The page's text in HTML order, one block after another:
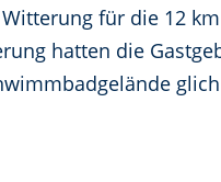
für die 12 km
hatten die
glich